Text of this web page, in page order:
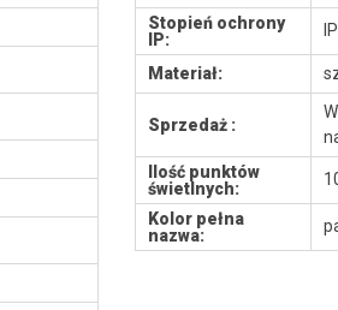
Stopień ochrony
IP:
Materiał:
Sprzedaż :
Ilość punktów
świetlnych:
Kolor pełna
nazwa: